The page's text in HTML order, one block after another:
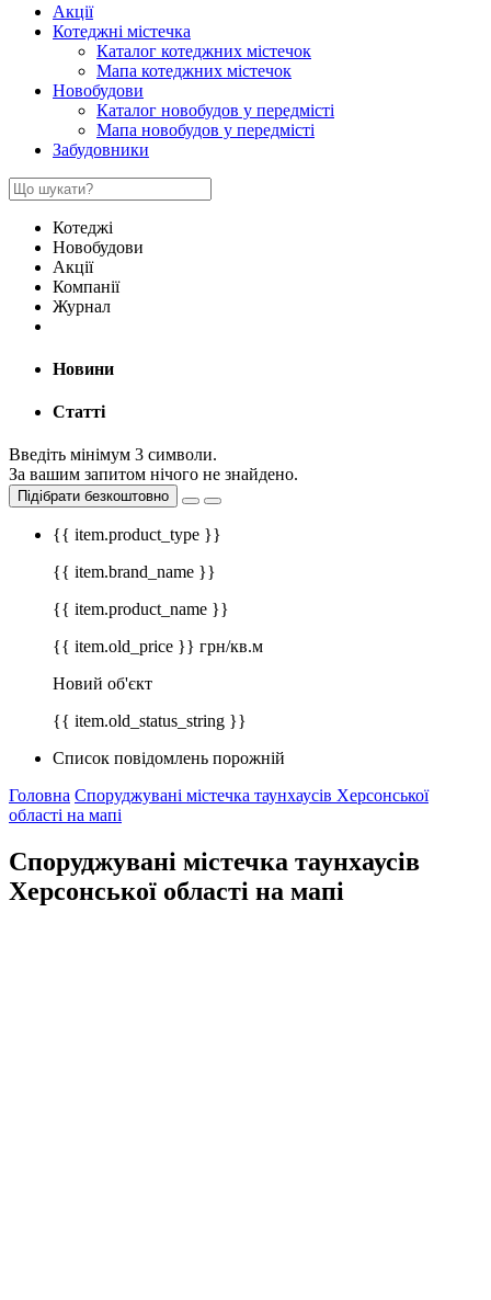
Акції
Котеджні містечка
Каталог котеджних містечок
Мапа котеджних містечок
Новобудови
Каталог новобудов у передмісті
Мапа новобудов у передмісті
Забудовники
Котеджі
Новобудови
Акції
Компанії
Журнал
Новини
Статті
Введіть мінімум 3 символи.
За вашим запитом нічого не знайдено.
Підібрати безкоштовно
{{ item.product_type }}
{{ item.brand_name }}
{{ item.product_name }}
{{ item.old_price }} грн/кв.м
Новий об'єкт
{{ item.old_status_string }}
Список повідомлень порожній
Головна Споруджувані містечка таунхаусів Херсонської
області на мапі
Споруджувані містечка таунхаусів
Херсонської області на мапі